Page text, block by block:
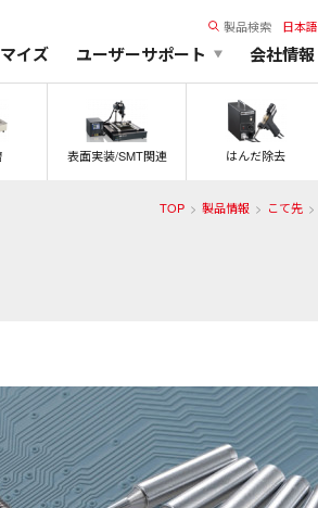
製品検索 日本語
イズ ユーザーサポート 会社情報
表面実装/SMT関連 はんだ除去
TOP 製品情報 こて先